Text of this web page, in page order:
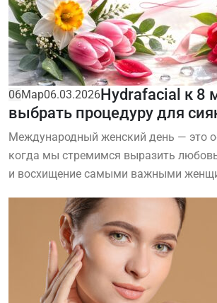
06Мар06.03.2026Hydrafacial к 8
выбрать процедуру для
Международный женский день — это
когда мы стремимся выразить
и восхищение самыми важными